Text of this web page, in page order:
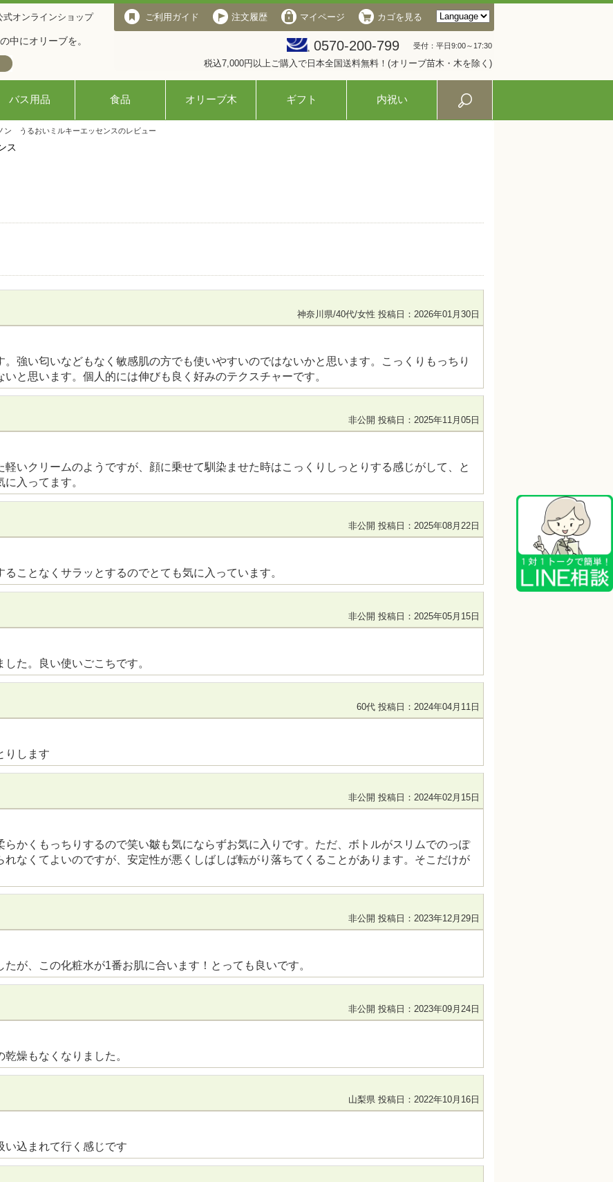
オンラインショップ
中にオリーブを。
ご利用ガイド 注文履歴 マイページ カゴを見る
0570-200-799 受付：平日9:00～17:30
税込7,000円以上ご購入で日本全国送料無料！(オリーブ苗木・木を除く)
バス用品 食品 オリーブ木 ギフト 内祝い
ン うるおいミルキーエッセンスのレビュー
ス
神奈川県/40代/女性 投稿日：2026年01月30日
強い匂いなどもなく敏感肌の方でも使いやすいのではないかと思います。こっくりもっちり
と思います。個人的には伸びも良く好みのテクスチャーです。
非公開 投稿日：2025年11月05日
いクリームのようですが、顔に乗せて馴染ませた時はこっくりしっとりする感じがして、と
入ってます。
非公開 投稿日：2025年08月22日
ことなくサラッとするのでとても気に入っています。
非公開 投稿日：2025年05月15日
た。良い使いごこちです。
60代 投稿日：2024年04月11日
りします
非公開 投稿日：2024年02月15日
らかくもっちりするので笑い皺も気にならずお気に入りです。ただ、ボトルがスリムでのっぽ
れなくてよいのですが、安定性が悪くしばしば転がり落ちてくることがあります。そこだけが
非公開 投稿日：2023年12月29日
が、この化粧水が1番お肌に合います！とっても良いです。
非公開 投稿日：2023年09月24日
燥もなくなりました。
山梨県 投稿日：2022年10月16日
込まれて行く感じです